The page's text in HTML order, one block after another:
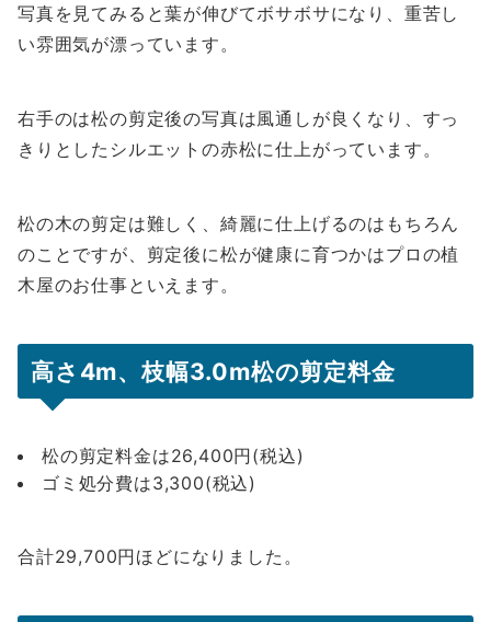
写真を見てみると葉が伸びてボサボサになり、重苦し
い雰囲気が漂っています。
右手のは松の剪定後の写真は風通しが良くなり、すっ
きりとしたシルエットの赤松に仕上がっています。
松の木の剪定は難しく、綺麗に仕上げるのはもちろん
のことですが、剪定後に松が健康に育つかはプロの植
木屋のお仕事といえます。
高さ4m、枝幅3.0m松の剪定料金
松の剪定料金は26,400円(税込)
ゴミ処分費は3,300(税込)
合計29,700円ほどになりました。